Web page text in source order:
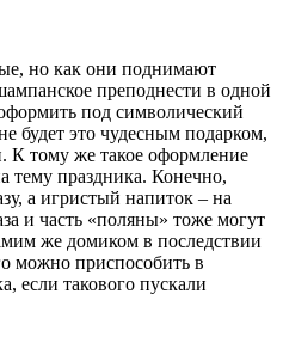
но как они поднимают
преподнести в одной
под символический
будет это чудесным подарком,
тому же такое оформление
тему праздника. Конечно,
а игристый напиток – на
и часть «поляны» тоже могут
же домиком в последствии
можно приспособить в
если такового пускали